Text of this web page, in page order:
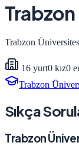
Trabzon
16 yurt0 kız0
Trabzon
Sıkça
Trabzon